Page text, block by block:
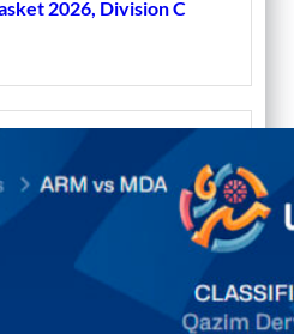
2026, Division C